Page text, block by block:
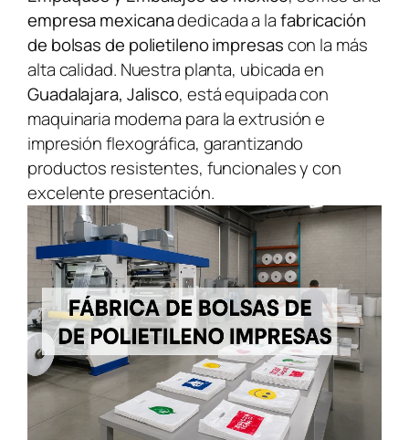
empresa mexicanadedicada a lafabricación
de bolsas de polietileno impresascon la más
alta calidad. Nuestra planta, ubicada en
Guadalajara, Jalisco, está equipada con
maquinaria moderna para la extrusión e
impresión flexográfica, garantizando
productos resistentes, funcionales y con
excelente presentación.